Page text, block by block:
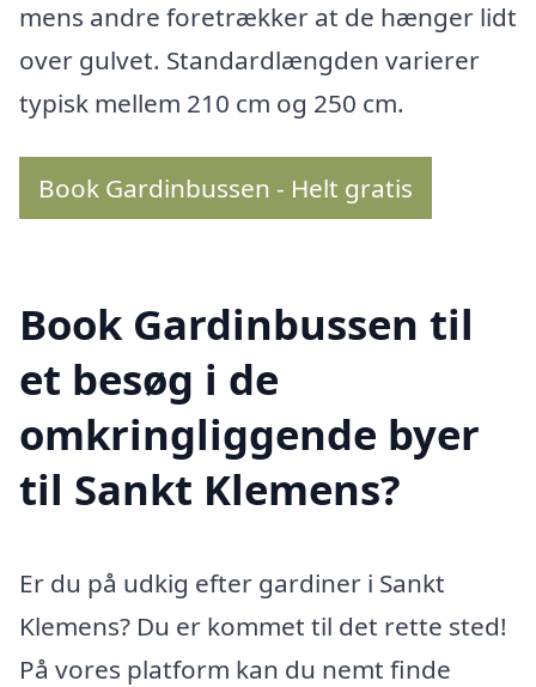
mens andre foretrækker at de hænger lidt
over gulvet. Standardlængden varierer
typisk mellem 210 cm og 250 cm.
Book Gardinbussen - Helt gratis
Book Gardinbussen til
et besøg i de
omkringliggende byer
til Sankt Klemens?
Er du på udkig efter gardiner i Sankt
Klemens? Du er kommet til det rette sted!
På vores platform kan du nemt finde